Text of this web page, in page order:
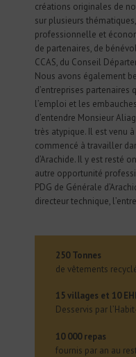
créations originales de
sur plusieurs
professionnelle et
de partenaires, de
CCAS, du Conseil
Nous avons également
d’entreprises
l’emploi et les
d’entendre Monsieur
très atypique. Il est venu
commencé à travailler
d’Arachide. Il y est resté
autre opportunité
PDG de Générale
directeur technique,
250 Tonnes
de vêtements
15 villages et 10
Desservis par
10 000 repas
fournis par an au